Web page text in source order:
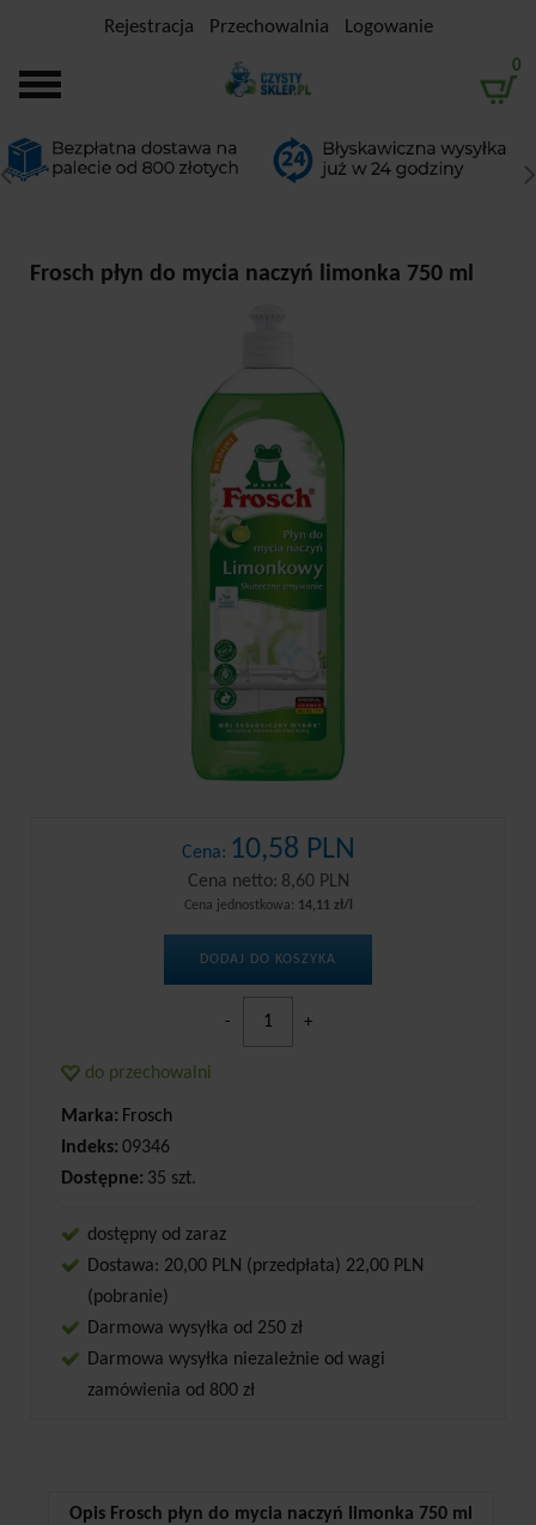
Rejestracja Przechowalnia Logowanie
0
Frosch płyn do mycia naczyń limonka 750 ml
Cena: 10,58 PLN
Cena netto: 8,60 PLN
Cena jednostkowa: 14,11 zł/l
DODAJ DO KOSZYKA
- +
do przechowalni
Marka: Frosch
Indeks: 09346
Dostępne: 35 szt.
dostępny od zaraz
Dostawa: 20,00 PLN (przedpłata) 22,00 PLN
(pobranie)
Darmowa wysyłka od 250 zł
Darmowa wysyłka niezależnie od wagi
zamówienia od 800 zł
Opis Frosch płyn do mycia naczyń limonka 750 ml